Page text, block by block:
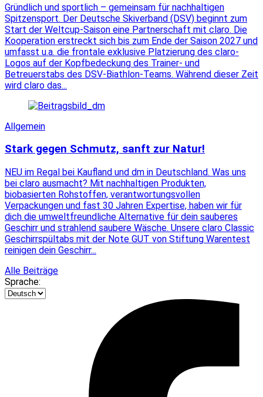
Gründlich und sportlich – gemeinsam für nachhaltigen
Spitzensport. Der Deutsche Skiverband (DSV) beginnt zum
Start der Weltcup-Saison eine Partnerschaft mit claro. Die
Kooperation erstreckt sich bis zum Ende der Saison 2027 und
umfasst u.a. die frontale exklusive Platzierung des claro-
Logos auf der Kopfbedeckung des Trainer- und
Betreuerstabs des DSV-Biathlon-Teams. Während dieser Zeit
wird claro das...
Allgemein
Stark gegen Schmutz, sanft zur Natur!
NEU im Regal bei Kaufland und dm in Deutschland. Was uns
bei claro ausmacht? Mit nachhaltigen Produkten,
biobasierten Rohstoffen, verantwortungsvollen
Verpackungen und fast 30 Jahren Expertise, haben wir für
dich die umweltfreundliche Alternative für dein sauberes
Geschirr und strahlend saubere Wäsche. Unsere claro Classic
Geschirrspültabs mit der Note GUT von Stiftung Warentest
reinigen dein Geschirr...
Alle Beiträge
Sprache: